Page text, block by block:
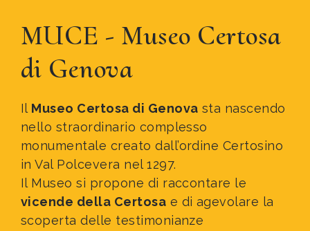
MUCE - Museo Certosa
di Genova
Il Museo Certosa di Genova sta nascendo
nello straordinario complesso
monumentale creato dall’ordine Certosino
in Val Polcevera nel 1297.
Il Museo si propone di raccontare le
vicende della Certosa e di agevolare la
scoperta delle testimonianze